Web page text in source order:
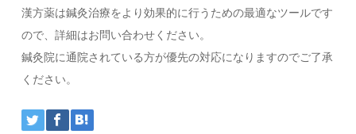
漢方薬は鍼灸治療をより効果的に行うための最適なツールです
ので、詳細はお問い合わせください。
鍼灸院に通院されている方が優先の対応になりますのでご了承
ください。